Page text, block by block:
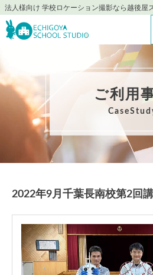
法人様向け 学校ロケーション撮影なら越後屋
ご利用
2022年9月千葉長南校第2回